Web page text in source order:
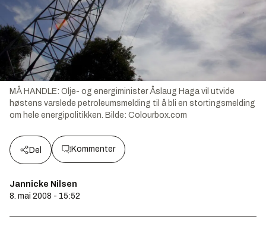
MÅ HANDLE: Olje- og energiminister Åslaug Haga vil utvide
høstens varslede petroleumsmelding til å bli en stortingsmelding
om hele energipolitikken. Bilde: Colourbox.com
Del Kommenter
Jannicke Nilsen
8. mai 2008 - 15:52